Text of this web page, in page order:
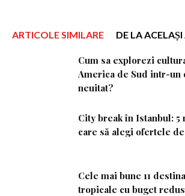
ARTICOLE SIMILARE DE LA
Cum sa explorezi
America de Sud intr-un
neuitat?
City break în Istanbul: 5
care să alegi ofertele
Cele mai bune 11
tropicale cu buget redus